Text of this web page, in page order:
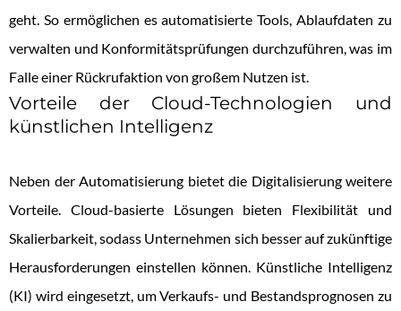
geht. So ermöglichen es automatisierte Tools, Ablaufdaten zu
verwalten und Konformitätsprüfungen durchzuführen, was im
Falle einer Rückrufaktion von großem Nutzen ist.
Vorteile der Cloud-Technologien und
künstlichen Intelligenz
Neben der Automatisierung bietet die Digitalisierung weitere
Vorteile. Cloud-basierte Lösungen bieten Flexibilität und
Skalierbarkeit, sodass Unternehmen sich besser auf zukünftige
Herausforderungen einstellen können. Künstliche Intelligenz
(KI) wird eingesetzt, um Verkaufs- und Bestandsprognosen zu